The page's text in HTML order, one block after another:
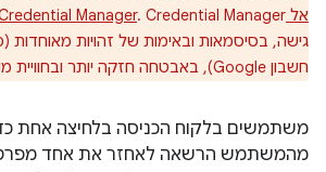
אל Credential Manager
גישה, בסיסמאות ובאימות של זהויות מאוחדות
חשבון Google), באבטחה חזקה יותר ובחוויית משתמש עקבית יותר.
משתמשים בלקוח הכניסה בלחיצה אחת
מהמשתמש הרשאה לאחזר את אחד